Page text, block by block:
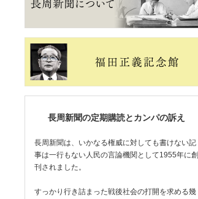
長周新聞の定期購読とカンパの訴え
長周新聞は、いかなる権威に対しても書けない記
事は一行もない人民の言論機関として1955年に創
刊されました。
すっかり行き詰まった戦後社会の打開を求める幾